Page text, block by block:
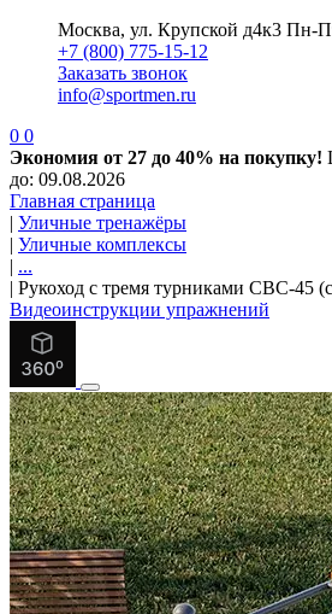
Москва, ул. Крупской д4к3 Пн-
+7 (800) 775-15-12
Заказать звонок
info@sportmen.ru
0 0
Экономия от 27 до 40% на покупку!
до: 09.08.2026
Главная страница
| Уличные тренажёры
| Уличные комплексы
| ...
| Рукоход с тремя турниками СВС-45
Видеоинструкции упражнений